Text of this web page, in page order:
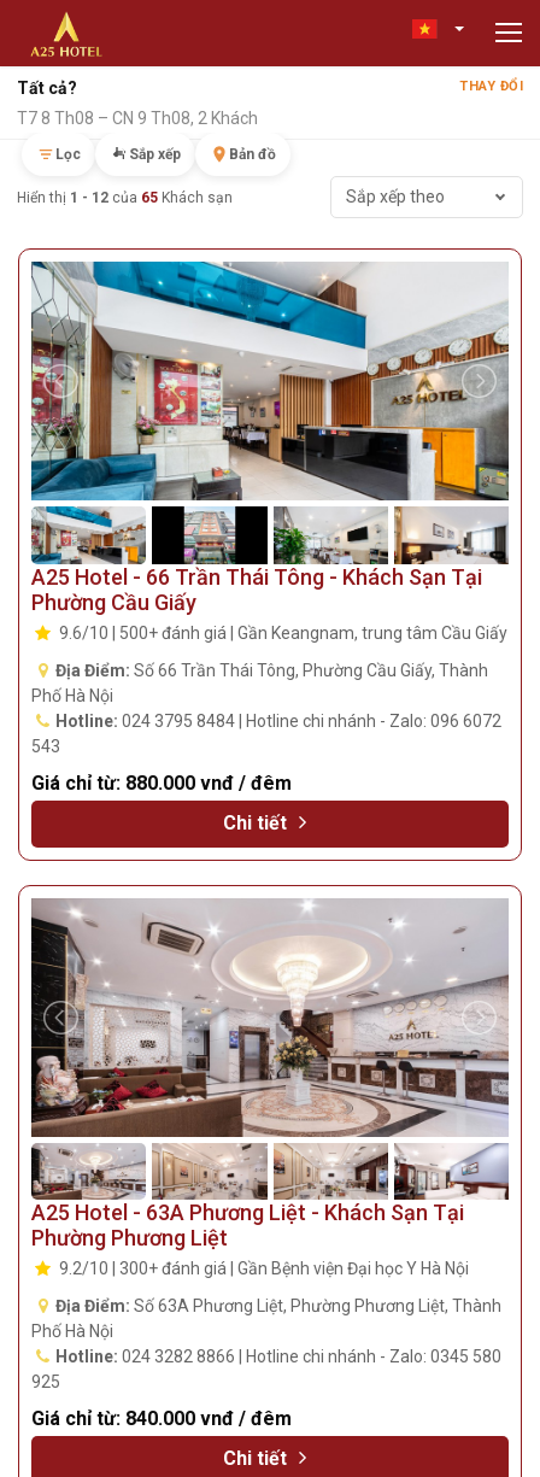
Tất cả? THAY ĐỔI
T7 8 Th08 – CN 9 Th08, 2 Khách
Lọc Sắp xếp Bản đồ
Hiển thị 1 - 12 của 65 Khách sạn Sắp xếp theo
A25 Hotel - 66 Trần Thái Tông - Khách Sạn Tại
Phường Cầu Giấy
9.6/10 | 500+ đánh giá | Gần Keangnam, trung tâm Cầu Giấy
Địa Điểm: Số 66 Trần Thái Tông, Phường Cầu Giấy, Thành
Phố Hà Nội
Hotline: 024 3795 8484 | Hotline chi nhánh - Zalo: 096 6072
543
Giá chỉ từ: 880.000 vnđ / đêm
Chi tiết
A25 Hotel - 63A Phương Liệt - Khách Sạn Tại
Phường Phương Liệt
9.2/10 | 300+ đánh giá | Gần Bệnh viện Đại học Y Hà Nội
Địa Điểm: Số 63A Phương Liệt, Phường Phương Liệt, Thành
Phố Hà Nội
Hotline: 024 3282 8866 | Hotline chi nhánh - Zalo: 0345 580
925
Giá chỉ từ: 840.000 vnđ / đêm
Chi tiết